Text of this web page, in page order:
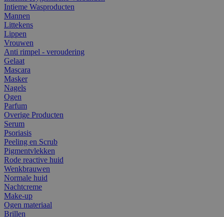
Intieme Wasproducten
Mannen
Littekens
Lippen
Vrouwen
Anti rimpel - veroudering
Gelaat
Mascara
Masker
Nagels
Ogen
Parfum
Overige Producten
Serum
Psoriasis
Peeling en Scrub
Pigmentvlekken
Rode reactive huid
Wenkbrauwen
Normale huid
Nachtcreme
Make-up
Ogen materiaal
Brillen